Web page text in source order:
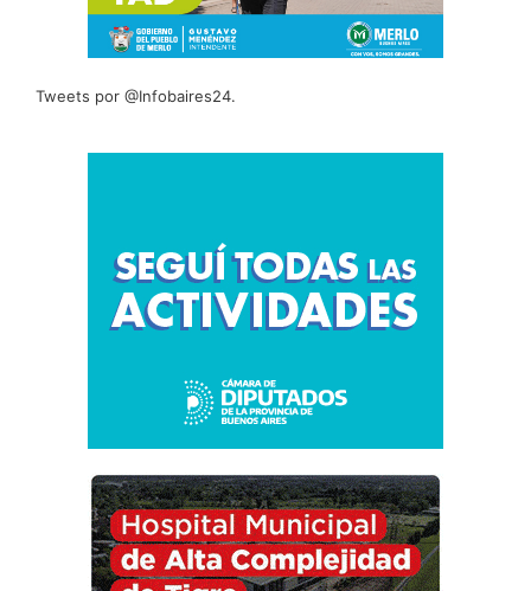
Tweets por @Infobaires24.